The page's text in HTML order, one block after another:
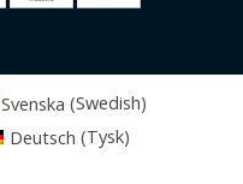
Svenska (Swedish)
Deutsch (Tysk)